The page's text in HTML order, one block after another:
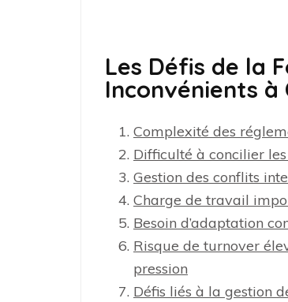
Les Défis de la
Inconvénients à
Complexité des
Difficulté à concilier
Gestion des conflits
Charge de travail
Besoin d’adaptation
Risque de turnover
pression
Défis liés à la gestion